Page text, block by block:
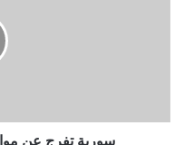
سورية تفرج عن